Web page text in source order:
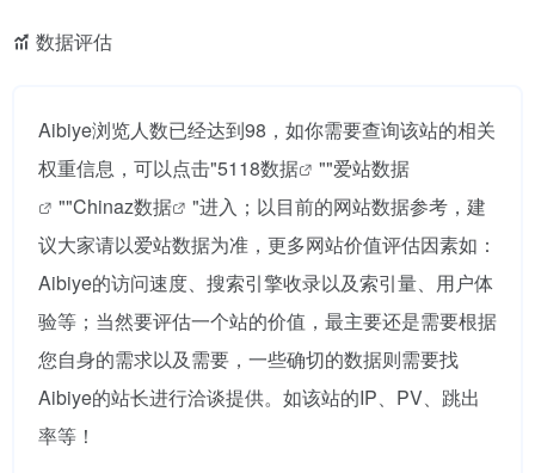
数据评估
Aibiye浏览人数已经达到98，如你需要查询该站的相关
权重信息，可以点击"5118数据 ""爱站数据
""Chinaz数据
"进入；以目前的网站数据参考，建
议大家请以爱站数据为准，更多网站价值评估因素如：
Aibiye的访问速度、搜索引擎收录以及索引量、用户体
验等；当然要评估一个站的价值，最主要还是需要根据
您自身的需求以及需要，一些确切的数据则需要找
Aibiye的站长进行洽谈提供。如该站的IP、PV、跳出
率等！